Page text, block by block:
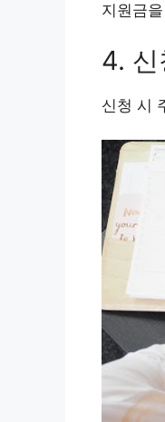
지원금
4. 신
신청 시